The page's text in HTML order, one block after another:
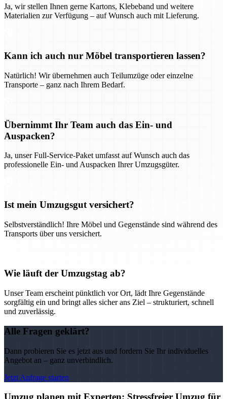
Ja, wir stellen Ihnen gerne Kartons, Klebeband und weitere
Materialien zur Verfügung – auf Wunsch auch mit Lieferung.
Kann ich auch nur Möbel transportieren lassen?
Natürlich! Wir übernehmen auch Teilumzüge oder einzelne
Transporte – ganz nach Ihrem Bedarf.
Übernimmt Ihr Team auch das Ein- und
Auspacken?
Ja, unser Full-Service-Paket umfasst auf Wunsch auch das
professionelle Ein- und Auspacken Ihrer Umzugsgüter.
Ist mein Umzugsgut versichert?
Selbstverständlich! Ihre Möbel und Gegenstände sind während des
Transports über uns versichert.
Wie läuft der Umzugstag ab?
Unser Team erscheint pünktlich vor Ort, lädt Ihre Gegenstände
sorgfältig ein und bringt alles sicher ans Ziel – strukturiert, schnell
und zuverlässig.
Alle Fragen geklärt?
Dann probieren Sie es jetzt aus und fordern Sie Ihr individuelles
Angebot an – ganz unverbindlich.
Jetzt Anfrage starten